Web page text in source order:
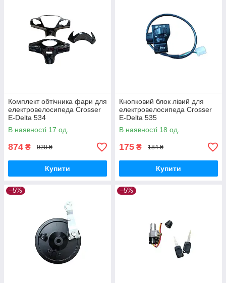
Комплект обтічника фари для
електровелосипеда Crosser
E-Delta 534
В наявності 17 од.
874 ₴ 920 ₴
Купити
Кнопковий блок лівий для
електровелосипеда Crosser
E-Delta 535
В наявності 18 од.
175 ₴ 184 ₴
Купити
–5% –5%